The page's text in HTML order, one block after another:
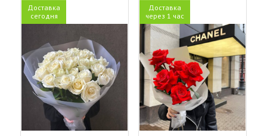
Доставка
сегодня
Доставка
через 1 час